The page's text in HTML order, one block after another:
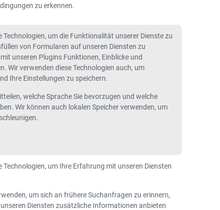
zu erkennen.
Technologien, um die Funktionalität unserer Dienste zu
von Formularen auf unseren Diensten zu
unseren Plugins Funktionen, Einblicke und
Wir verwenden diese Technologien auch, um
Ihre Einstellungen zu speichern.
welche Sprache Sie bevorzugen und welche
Wir können auch lokalen Speicher verwenden, um
Technologien, um Ihre Erfahrung mit unseren Diensten
um sich an frühere Suchanfragen zu erinnern,
Diensten zusätzliche Informationen anbieten